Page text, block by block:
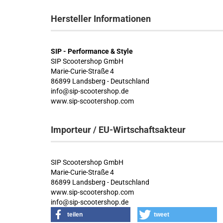
Hersteller Informationen
SIP - Performance & Style
SIP Scootershop GmbH
Marie-Curie-Straße 4
86899 Landsberg - Deutschland
info@sip-scootershop.de
www.sip-scootershop.com
Importeur / EU-Wirtschaftsakteur
SIP Scootershop GmbH
Marie-Curie-Straße 4
86899 Landsberg - Deutschland
www.sip-scootershop.com
info@sip-scootershop.de
teilen tweet